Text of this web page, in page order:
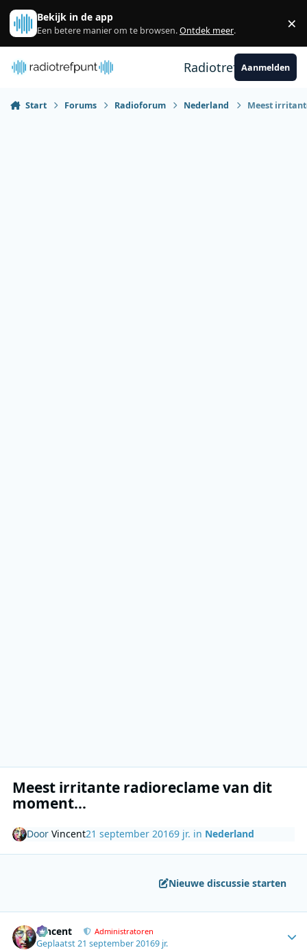
Spring naar bijdragen
Bekijk in de app
Een betere manier om te browsen.Ontdek meer. ×
RadiotrefpuntAanmelden
Start Forums Radioforum Nederland Meest
Meest irritante radioreclame van dit
moment...
DoorVincent21 september 20169 jr. in Nederland
Nieuwe discussie starten
Vincent Administratoren
Geplaatst21 september 20169 jr.